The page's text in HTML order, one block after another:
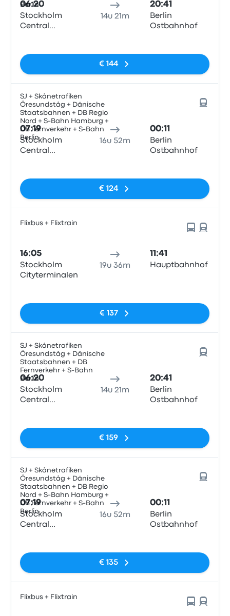
Berlin
06:20
Stockholm
Central
14u 21m
20:41
Berlin
Ostbahnhof
€ 144
SJ + Skånetrafiken
Öresundståg + Dänische
Staatsbahnen + DB Regio
Nord + S-Bahn Hamburg +
DB Fernverkehr + S-Bahn
Berlin
07:19
Stockholm
Central
16u 52m
00:11
Berlin
Ostbahnhof
€ 124
Flixbus + Flixtrain
16:05
Stockholm
Cityterminalen
19u 36m
11:41
Hauptbahnhof
€ 137
SJ + Skånetrafiken
Öresundståg + Dänische
Staatsbahnen + DB
Fernverkehr + S-Bahn
Berlin
06:20
Stockholm
Central
14u 21m
20:41
Berlin
Ostbahnhof
€ 159
SJ + Skånetrafiken
Öresundståg + Dänische
Staatsbahnen + DB Regio
Nord + S-Bahn Hamburg +
DB Fernverkehr + S-Bahn
Berlin
07:19
Stockholm
Central
16u 52m
00:11
Berlin
Ostbahnhof
€ 135
Flixbus + Flixtrain